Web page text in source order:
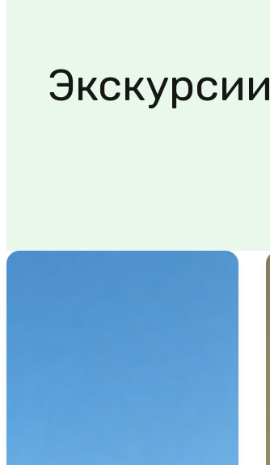
Экскурсии